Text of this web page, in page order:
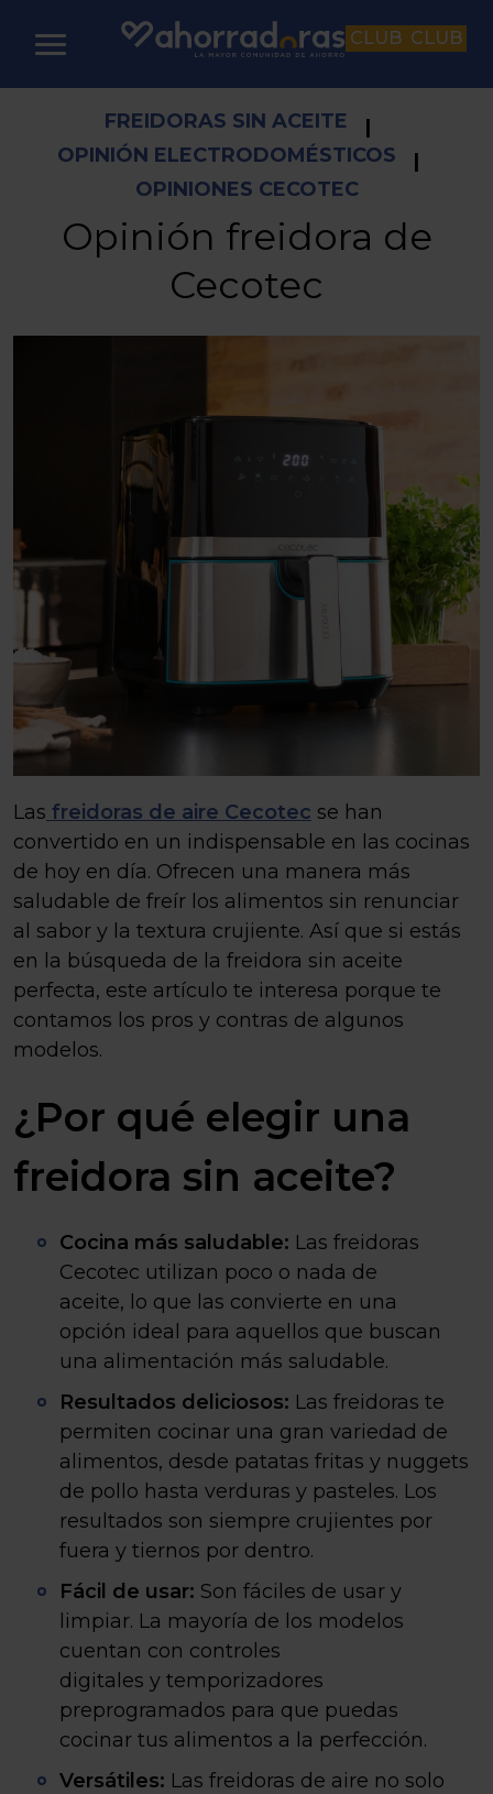
CLUB CLUB
FREIDORAS SIN ACEITE
|
OPINIÓN ELECTRODOMÉSTICOS
|
OPINIONES CECOTEC
Opinión freidora de
Cecotec
Las freidoras de aire Cecotec se han
convertido en un indispensable en las cocinas
de hoy en día. Ofrecen una manera más
saludable de freír los alimentos sin renunciar
al sabor y la textura crujiente. Así que si estás
en la búsqueda de la freidora sin aceite
perfecta, este artículo te interesa porque te
contamos los pros y contras de algunos
modelos.
¿Por qué elegir una
freidora sin aceite?
Cocina más saludable: Las freidoras
Cecotec utilizan poco o nada de
aceite, lo que las convierte en una
opción ideal para aquellos que buscan
una alimentación más saludable.
Resultados deliciosos: Las freidoras te
permiten cocinar una gran variedad de
alimentos, desde patatas fritas y nuggets
de pollo hasta verduras y pasteles. Los
resultados son siempre crujientes por
fuera y tiernos por dentro.
Fácil de usar: Son fáciles de usar y
limpiar. La mayoría de los modelos
cuentan con controles
digitales y temporizadores
preprogramados para que puedas
cocinar tus alimentos a la perfección.
Versátiles: Las freidoras de aire no solo